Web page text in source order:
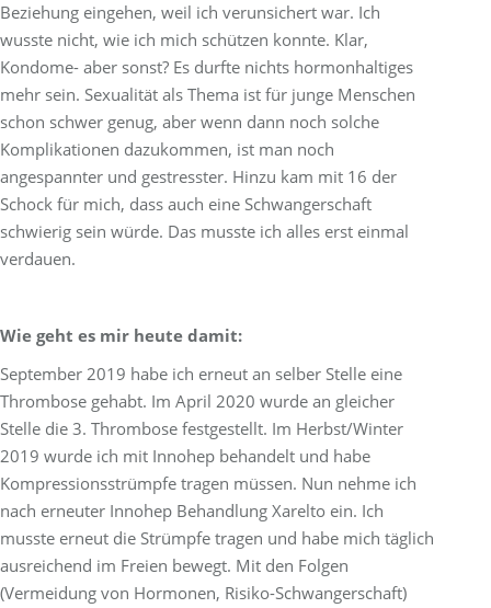
Beziehung eingehen, weil ich verunsichert war. Ich
wusste nicht, wie ich mich schützen konnte. Klar,
Kondome- aber sonst? Es durfte nichts hormonhaltiges
mehr sein. Sexualität als Thema ist für junge Menschen
schon schwer genug, aber wenn dann noch solche
Komplikationen dazukommen, ist man noch
angespannter und gestresster. Hinzu kam mit 16 der
Schock für mich, dass auch eine Schwangerschaft
schwierig sein würde. Das musste ich alles erst einmal
verdauen.
Wie geht es mir heute damit:
September 2019 habe ich erneut an selber Stelle eine
Thrombose gehabt. Im April 2020 wurde an gleicher
Stelle die 3. Thrombose festgestellt. Im Herbst/Winter
2019 wurde ich mit Innohep behandelt und habe
Kompressionsstrümpfe tragen müssen. Nun nehme ich
nach erneuter Innohep Behandlung Xarelto ein. Ich
musste erneut die Strümpfe tragen und habe mich täglich
ausreichend im Freien bewegt. Mit den Folgen
(Vermeidung von Hormonen, Risiko-Schwangerschaft)